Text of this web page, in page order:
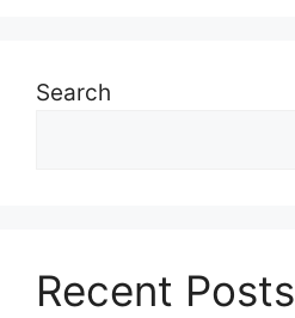
Search
Recent Posts